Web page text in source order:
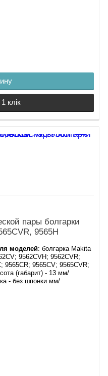
клік
пары болгарки
9565H
моделей: болгарка Makita
9562CVH; 9562CVR;
9565CR; 9565CV; 9565CVR;
(габарит) - 13 мм/
- без шпонки мм/